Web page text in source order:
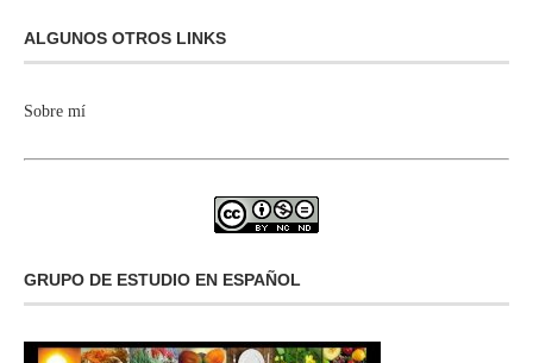
ALGUNOS OTROS LINKS
Sobre mí
GRUPO DE ESTUDIO EN ESPAÑOL